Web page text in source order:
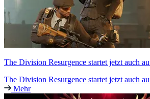
The Division Resurgence startet jetzt auch
The Division Resurgence startet jetzt auch
Mehr